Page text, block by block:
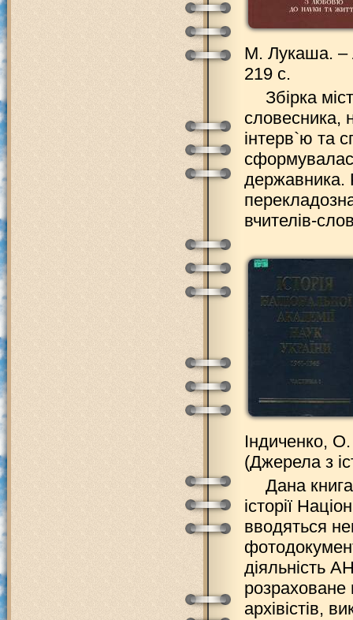
М. Лукаша. –
219 с.
Збірка
словесника,
інтерв`ю та
державника.
вчителів-
Індиченко,
(Джерела з
Дана
історії
вводяться
діяльність
розраховане
архівістів,